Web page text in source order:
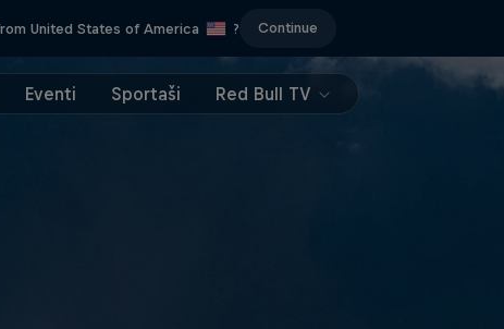
United States of America ? Continue
Eventi Sportaši Red Bull TV